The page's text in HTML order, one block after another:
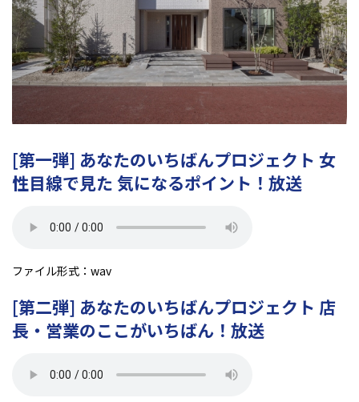
[第一弾] あなたのいちばんプロジェクト 女
性目線で見た 気になるポイント！放送
ファイル形式：wav
[第二弾] あなたのいちばんプロジェクト 店
長・営業のここがいちばん！放送